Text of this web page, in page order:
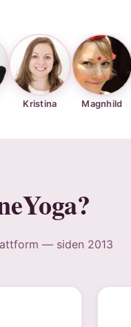
Magnhild Maja
— siden 2013